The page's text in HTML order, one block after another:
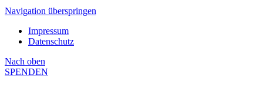
Navigation überspringen
Impressum
Datenschutz
Nach oben
SPENDEN